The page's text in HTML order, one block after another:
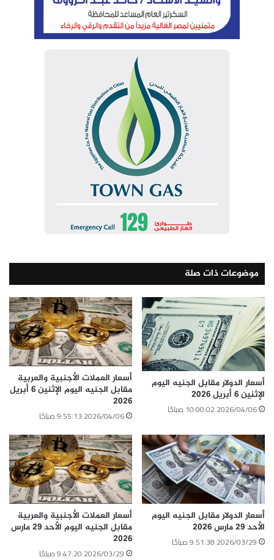
الوسوم أسعار العملات أسعار العملات الآن أسعار العملات الأجنبية
أسعار العملات الأجنبية والعربية فى البنوك أسعار العملات البنك الأهلي
أسعار العملات العربية
نسخ الرابط
موضوعات ذات صلة
أسعار الدولار مقابل الجنيه اليوم
الإثنين 6 أبريل 2026
2026/04/06 10:00:02 صباحًا
أسعار العملات الأجنبية والعربية
مقابل الجنيه اليوم الإثنين 6 أبريل
2026
2026/04/06 9:55:13 صباحًا
أسعار الدولار مقابل الجنيه اليوم
الأحد 29 مارس 2026
2026/03/29 9:51:38 صباحًا
أسعار العملات الأجنبية والعربية
مقابل الجنيه اليوم الأحد 29 مارس
2026
2026/03/29 9:47:20 صباحًا